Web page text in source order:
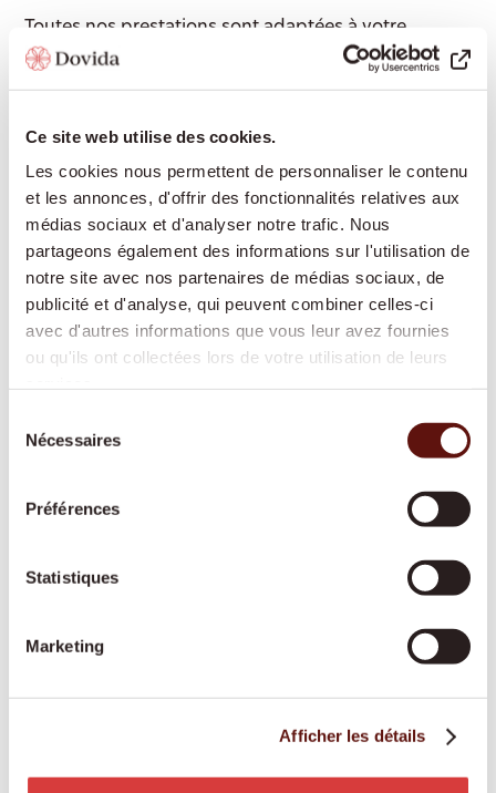
Ce site web utilise des cookies.
Les cookies nous permettent de personnaliser le contenu
et les annonces, d'offrir des fonctionnalités relatives aux
médias sociaux et d'analyser notre trafic. Nous
partageons également des informations sur l'utilisation de
notre site avec nos partenaires de médias sociaux, de
publicité et d'analyse, qui peuvent combiner celles-ci
avec d'autres informations que vous leur avez fournies
ou qu'ils ont collectées lors de votre utilisation de leurs
Nécessaires
Préférences
Statistiques
Marketing
Afficher les détails
Toutes nos prestations sont adaptées à votre
situation personnelle. Vos besoins et vos attentes
vie, et nous vous aidons à organiser votre quotidien
selon vos souhaits.
Une présence rassurante de jour comme de
nuit, pour continuer à vivre chez soi en toute
sécurité sans devoir déménager en
établissement médico-social.
vous aidons dans les tâches quotidiennes afin
que votre domicile reste propre, sûr et